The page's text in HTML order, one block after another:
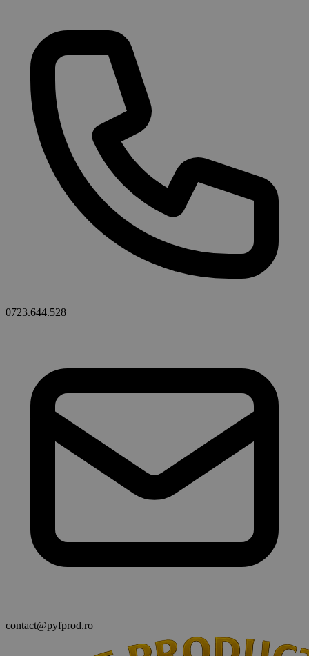
0723.644.528
contact@pyfprod.ro